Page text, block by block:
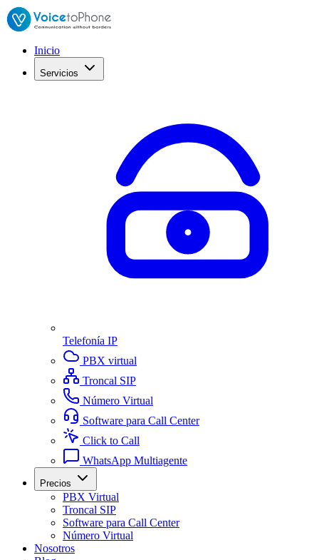
Inicio
Servicios
Telefonía IP
PBX virtual
Troncal SIP
Número Virtual
Software para Call Center
Click to Call
WhatsApp Multiagente
Precios
PBX Virtual
Troncal SIP
Software para Call Center
Número Virtual
Nosotros